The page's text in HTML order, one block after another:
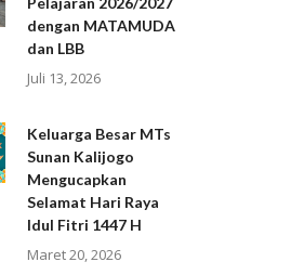
dengan MATAMUDA
dan LBB
Juli 13, 2026
Keluarga Besar MTs
Sunan Kalijogo
Mengucapkan
Selamat Hari Raya
Idul Fitri 1447 H
Maret 20, 2026